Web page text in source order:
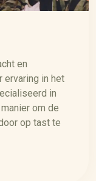
en
ervaring in het
in
om de
op tast te